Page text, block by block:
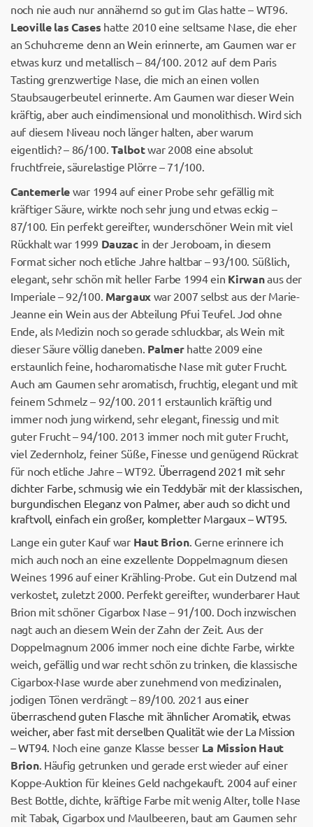
noch nie auch nur annähernd so gut im Glas hatte – WT96.
Leoville las Cases hatte 2010 eine seltsame Nase, die eher
an Schuhcreme denn an Wein erinnerte, am Gaumen war er
etwas kurz und metallisch – 84/100. 2012 auf dem Paris
Tasting grenzwertige Nase, die mich an einen vollen
Staubsaugerbeutel erinnerte. Am Gaumen war dieser Wein
kräftig, aber auch eindimensional und monolithisch. Wird sich
auf diesem Niveau noch länger halten, aber warum
eigentlich? – 86/100.Talbotwar 2008 eine absolut
fruchtfreie, säurelastige Plörre – 71/100.
Cantemerle war 1994 auf einer Probe sehr gefällig mit
kräftiger Säure, wirkte noch sehr jung und etwas eckig –
87/100. Ein perfekt gereifter, wunderschöner Wein mit viel
Rückhalt war 1999 Dauzacin der Jeroboam, in diesem
Format sicher noch etliche Jahre haltbar – 93/100. Süßlich,
elegant, sehr schön mit heller Farbe 1994 ein Kirwanaus der
Imperiale – 92/100. Margauxwar 2007 selbst aus der Marie-
Jeanne ein Wein aus der Abteilung Pfui Teufel. Jod ohne
Ende, als Medizin noch so gerade schluckbar, als Wein mit
dieser Säure völlig daneben. Palmerhatte 2009 eine
erstaunlich feine, hocharomatische Nase mit guter Frucht.
Auch am Gaumen sehr aromatisch, fruchtig, elegant und mit
feinem Schmelz – 92/100. 2011 erstaunlich kräftig und
immer noch jung wirkend, sehr elegant, finessig und mit
guter Frucht – 94/100. 2013 immer noch mit guter Frucht,
viel Zedernholz, feiner Süße, Finesse und genügend Rückrat
für noch etliche Jahre – WT92. Überragend 2021 mit sehr
dichter Farbe, schmusig wie ein Teddybär mit der klassischen,
burgundischen Eleganz von Palmer, aber auch so dicht und
kraftvoll, einfach ein großer, kompletter Margaux – WT95.
Lange ein guter Kauf war Haut Brion. Gerne erinnere ich
mich auch noch an eine exzellente Doppelmagnum diesen
Weines 1996 auf einer Krähling-Probe. Gut ein Dutzend mal
verkostet, zuletzt 2000. Perfekt gereifter, wunderbarer Haut
Brion mit schöner Cigarbox Nase – 91/100. Doch inzwischen
nagt auch an diesem Wein der Zahn der Zeit. Aus der
Doppelmagnum 2006 immer noch eine dichte Farbe, wirkte
weich, gefällig und war recht schön zu trinken, die klassische
Cigarbox-Nase wurde aber zunehmend von medizinalen,
jodigen Tönen verdrängt – 89/100. 2021aus einer
überraschend guten Flasche mit ähnlicher Aromatik, etwas
weicher, aber fast mit derselben Qualität wie der La Mission
– WT94. Noch eine ganze Klasse besser La Mission Haut
Brion. Häufig getrunken und gerade erst wieder auf einer
Koppe-Auktion für kleines Geld nachgekauft. 2004 auf einer
Best Bottle, dichte, kräftige Farbe mit wenig Alter, tolle Nase
mit Tabak, Cigarbox und Maulbeeren, baut am Gaumen sehr